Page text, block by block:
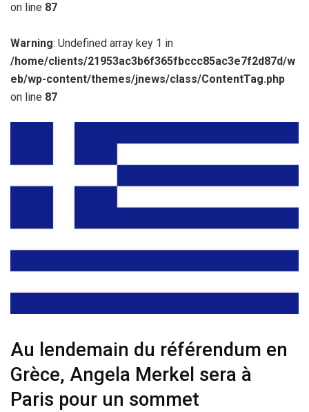
on line 87
Warning: Undefined array key 1 in
/home/clients/21953ac3b6f365fbccc85ac3e7f2d87d/w
eb/wp-content/themes/jnews/class/ContentTag.php
on line 87
Au lendemain du référendum en
Grèce, Angela Merkel sera à
Paris pour un sommet